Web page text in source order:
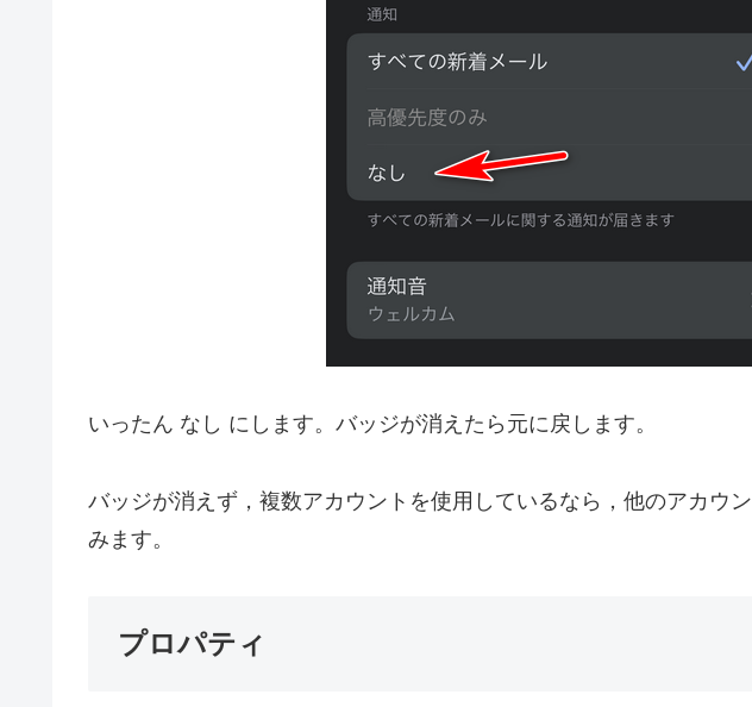
いったん なし にします。バッジが消えたら元に戻します。
バッジが消えず，複数アカウントを使用しているなら，他のアカウ
みます。
プロパティ